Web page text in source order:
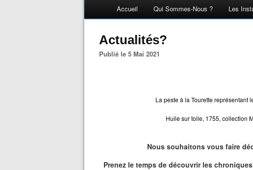
Accueil Qui Sommes-Nous ? Les
Actualités?
Publié le 5 Mai 2021
La peste à la Tourette représentant
Huile sur toile, 1755, collection
Nous souhaitons vous faire
Prenez le temps de découvrir les